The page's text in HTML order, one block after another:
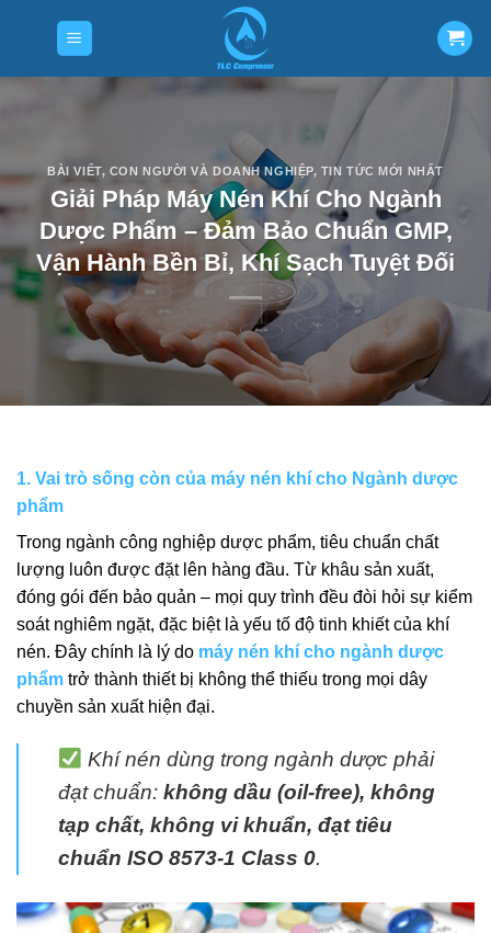
BÀI VIẾT, CON NGƯỜI VÀ DOANH NGHIỆP, TIN TỨC MỚI NHẤT
Giải Pháp Máy Nén Khí Cho Ngành
Dược Phẩm – Đảm Bảo Chuẩn GMP,
Vận Hành Bền Bỉ, Khí Sạch Tuyệt Đối
1. Vai trò sống còn của máy nén khí cho Ngành dược
phẩm
Trong ngành công nghiệp dược phẩm, tiêu chuẩn chất
lượng luôn được đặt lên hàng đầu. Từ khâu sản xuất,
đóng gói đến bảo quản – mọi quy trình đều đòi hỏi sự kiểm
soát nghiêm ngặt, đặc biệt là yếu tố độ tinh khiết của khí
nén. Đây chính là lý do máy nén khí cho ngành dược
phẩm trở thành thiết bị không thể thiếu trong mọi dây
chuyền sản xuất hiện đại.
Khí nén dùng trong ngành dược phải
đạt chuẩn: không dầu (oil-free), không
tạp chất, không vi khuẩn, đạt tiêu
chuẩn ISO 8573-1 Class 0.